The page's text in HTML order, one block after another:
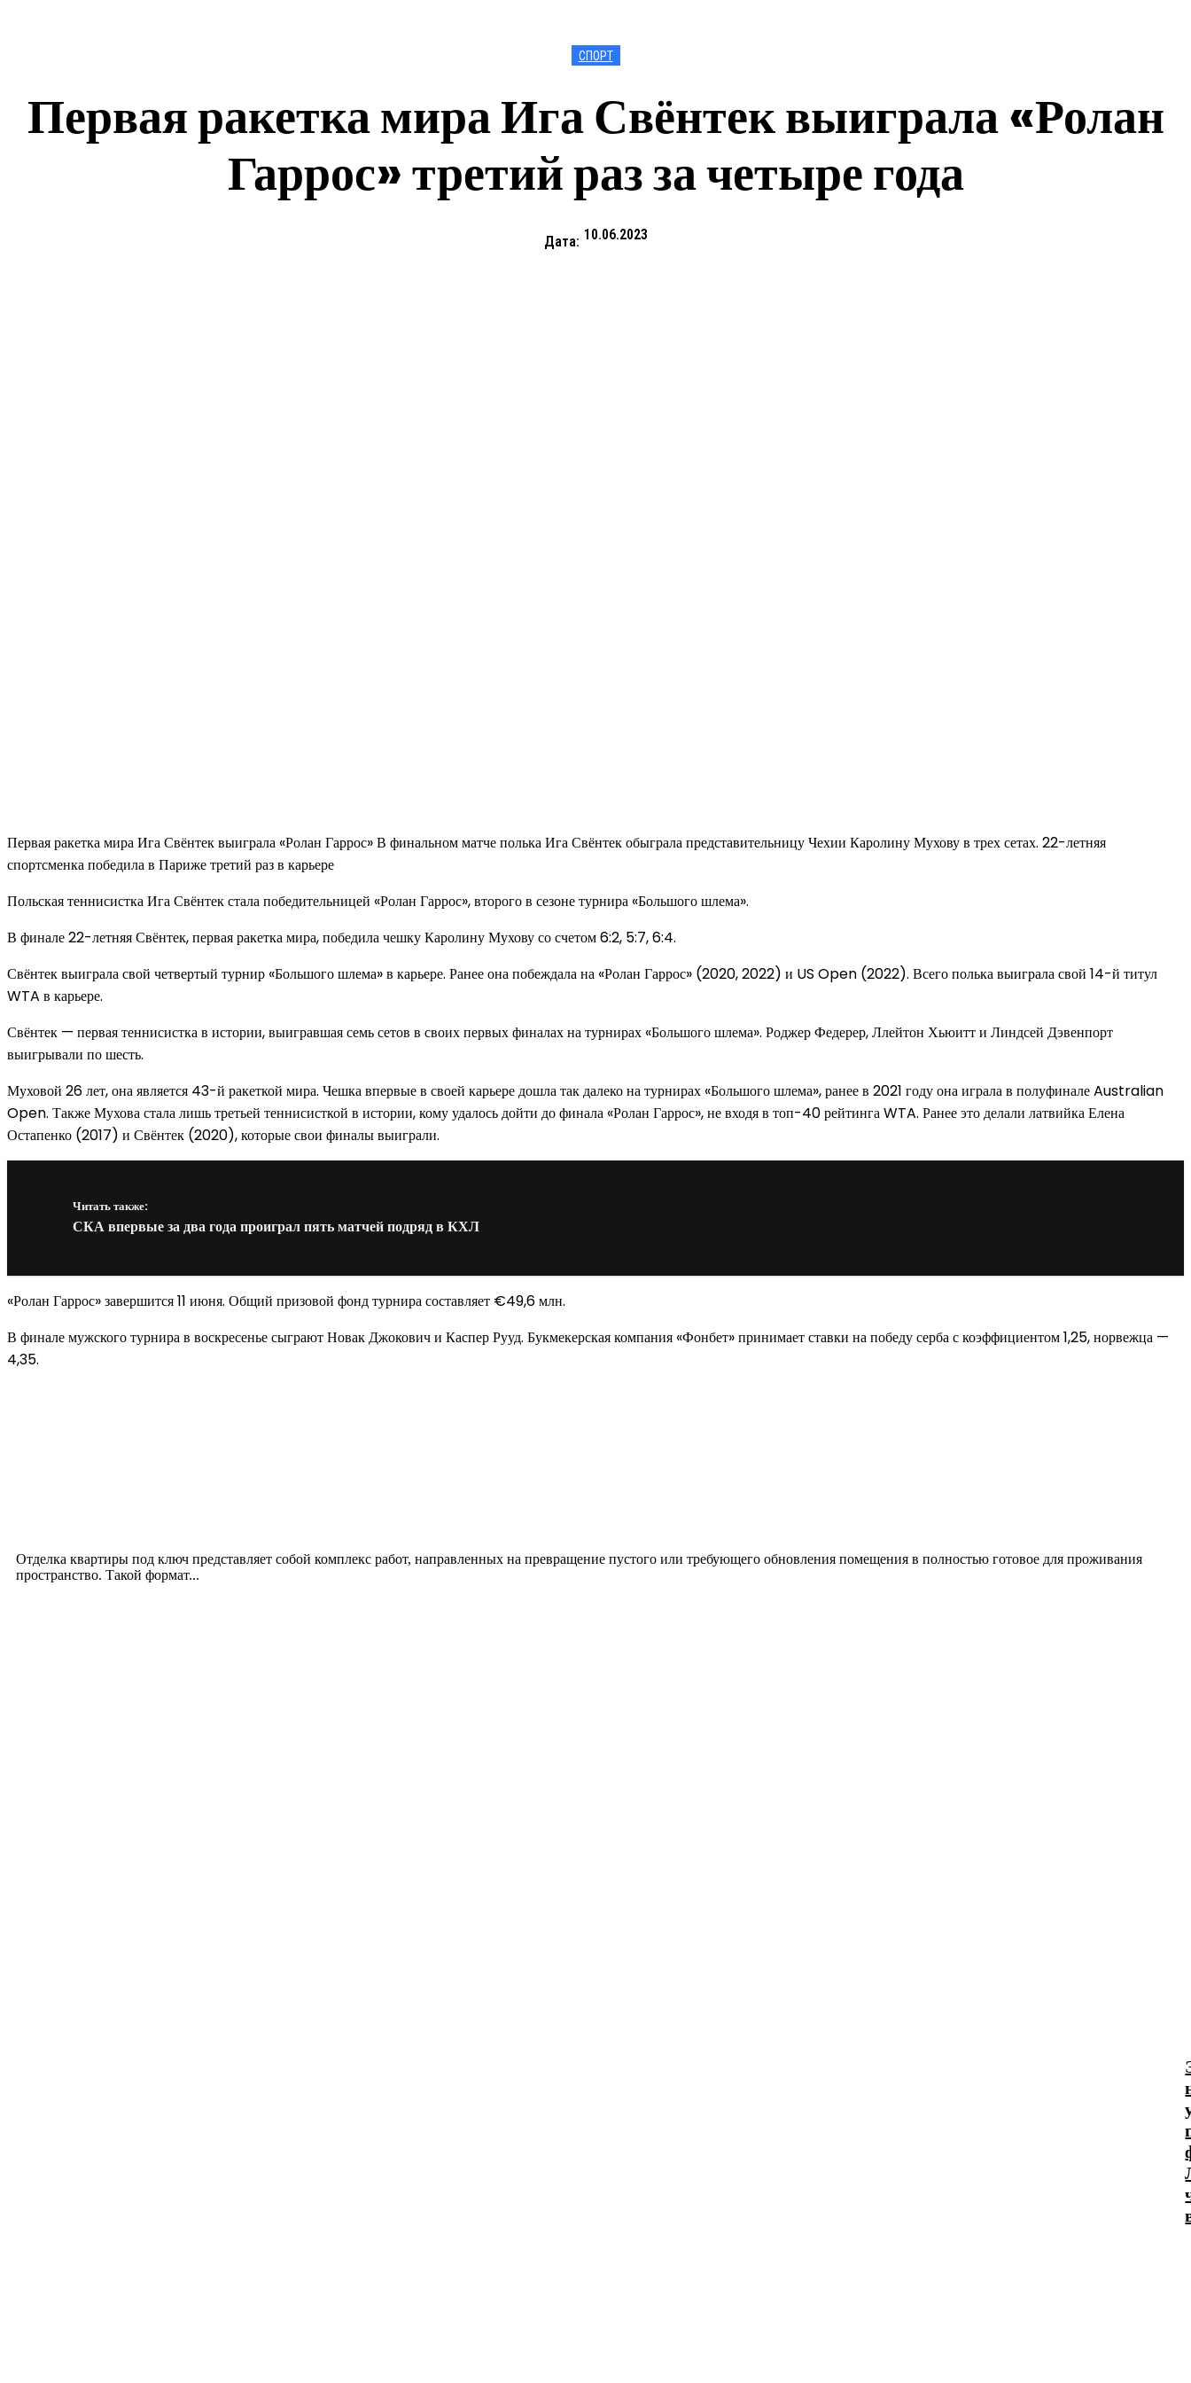
СПОРТ
Первая ракетка мира Ига Свёнтек выиграла «Ролан
Гаррос» третий раз за четыре года
Дата: 10.06.2023
Первая ракетка мира Ига Свёнтек выиграла «Ролан Гаррос» В финальном матче полька Ига Свёнтек обыграла представительницу Чехии Каролину Мухову в трех сетах. 22-летняя
спортсменка победила в Париже третий раз в карьере
Польская теннисистка Ига Свёнтек стала победительницей «Ролан Гаррос», второго в сезоне турнира «Большого шлема».
В финале 22-летняя Свёнтек, первая ракетка мира, победила чешку Каролину Мухову со счетом 6:2, 5:7, 6:4.
Свёнтек выиграла свой четвертый турнир «Большого шлема» в карьере. Ранее она побеждала на «Ролан Гаррос» (2020, 2022) и US Open (2022). Всего полька выиграла свой 14-й титул
WTA в карьере.
Свёнтек — первая теннисистка в истории, выигравшая семь сетов в своих первых финалах на турнирах «Большого шлема». Роджер Федерер, Ллейтон Хьюитт и Линдсей Дэвенпорт
выигрывали по шесть.
Муховой 26 лет, она является 43-й ракеткой мира. Чешка впервые в своей карьере дошла так далеко на турнирах «Большого шлема», ранее в 2021 году она играла в полуфинале Australian
Open. Также Мухова стала лишь третьей теннисисткой в истории, кому удалось дойти до финала «Ролан Гаррос», не входя в топ-40 рейтинга WTA. Ранее это делали латвийка Елена
Остапенко (2017) и Свёнтек (2020), которые свои финалы выиграли.
Читать также:
СКА впервые за два года проиграл пять матчей подряд в КХЛ
«Ролан Гаррос» завершится 11 июня. Общий призовой фонд турнира составляет €49,6 млн.
В финале мужского турнира в воскресенье сыграют Новак Джокович и Каспер Рууд. Букмекерская компания «Фонбет» принимает ставки на победу серба с коэффициентом 1,25, норвежца —
4,35.
Отделка квартиры под ключ представляет собой комплекс работ, направленных на превращение пустого или требующего обновления помещения в полностью готовое для проживания
пространство. Такой формат...